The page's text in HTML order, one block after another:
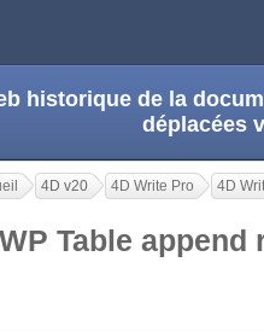
historique de la
déplacées
4D v20 4D Write Pro 4D
WP Table append